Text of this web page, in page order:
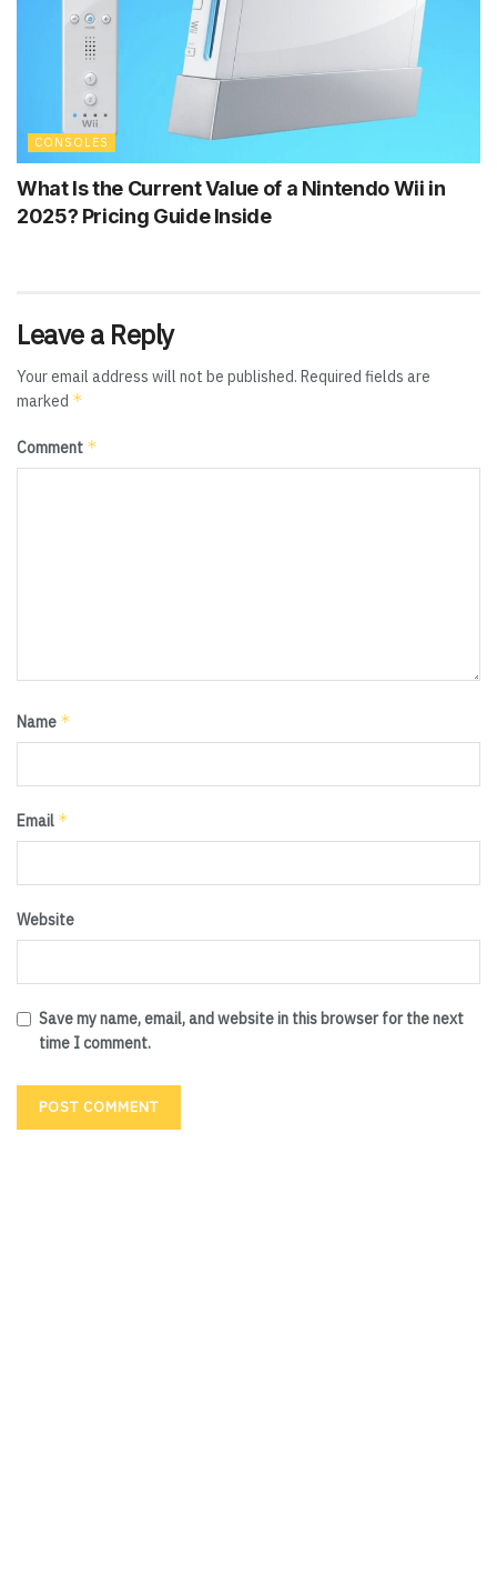
CONSOLES
What Is the Current Value of a Nintendo Wii in
2025? Pricing Guide Inside
Leave a Reply
Your email address will not be published. Required fields are
marked *
Comment *
Name *
Email *
Website
Save my name, email, and website in this browser for the next
time I comment.